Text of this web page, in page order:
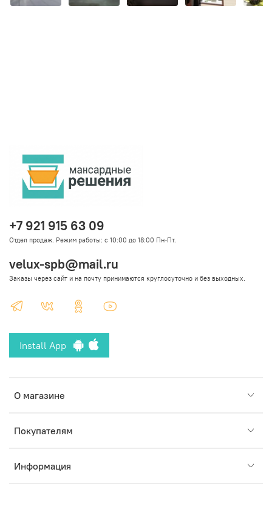
О магазине
Покупателям
Информация
Install App
+7 921 915 63 09
Отдел продаж. Режим работы: с 10:00 до 18:00 Пн-Пт.
velux-spb@mail.ru
Заказы через сайт и на почту принимаются круглосуточно и без выходных.